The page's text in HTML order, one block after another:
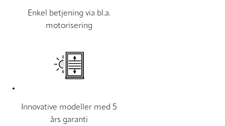
Enkel betjening via bl.a.
motorisering
Innovative modeller med 5
års garanti